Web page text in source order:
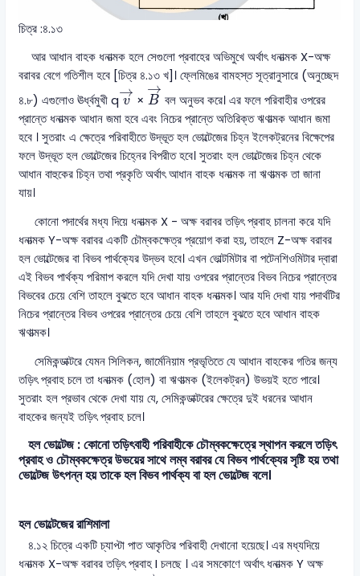
চিত্র :৪.১৩
আর আধান বাহক ধনাত্মক হলে সেগুলো প্রবাহের অভিমুখে অর্থাৎ ধনাত্মক X-অক্ষ
বরাবর বেগে গতিশীল হবে [চিত্র ৪.১৩ খ]। ফ্লেমিঙের বামহস্ত সূত্রানুসারে (অনুচ্ছেদ
৪.৮) এগুলোও ঊর্ধ্বমুখী q
→
v
v→
×
→
B
B→
বল অনুভব করে। এর ফলে পরিবাহীর ওপরের
প্রান্তে ধনাত্মক আধান জমা হবে এবং নিচের প্রান্তে অতিরিক্ত ঋণাত্মক আধান জমা
হবে । সুতরাং এ ক্ষেত্রে পরিবাহীতে উদ্ভূত হল ভোল্টেজের চিহ্ন ইলেকট্রনের বিক্ষেপের
ফলে উদ্ভূত হল ভোল্টেজের চিহ্নের বিপরীত হবে। সুতরাং হল ভোল্টেজের চিহ্ন থেকে
আধান বাহুকের চিহ্ন তথা প্রকৃতি অর্থাৎ আধান বাহক ধনাত্মক না ঋণাত্মক তা জানা
যায়।
কোনো পদার্থের মধ্য দিয়ে ধনাত্মক X - অক্ষ বরাবর তড়িৎ প্রবাহ চালনা করে যদি
ধনাত্মক Y-অক্ষ বরাবর একটি চৌম্বকক্ষেত্র প্রয়োগ করা হয়, তাহলে Z-অক্ষ বরাবর
হল ভোল্টেজের বা বিভব পার্থক্যের উদ্ভব হবে। এখন ভোল্টমিটার বা পটেনশিওমিটার দ্বারা
এই বিভব পার্থক্য পরিমাপ করলে যদি দেখা যায় ওপরের প্রান্তের বিভব নিচের প্রান্তের
বিভবের চেয়ে বেশি তাহলে বুঝতে হবে আধান বাহক ধনাত্মক। আর যদি দেখা যায় পদার্থটির
নিচের প্রান্তের বিভব ওপরের প্রান্তের চেয়ে বেশি তাহলে বুঝতে হবে আধান বাহক
ঋণাত্মক।
সেমিকন্ডাক্টরে যেমন সিলিকন, জার্মেনিয়াম প্রভৃতিতে যে আধান বাহকের গতির জন্য
তড়িৎ প্রবাহ চলে তা ধনাত্মক (হোল) বা ঋণাত্মক (ইলেকট্রন) উভয়ই হতে পারে।
সুতরাং হল প্রভাব থেকে দেখা যায় যে, সেমিকন্ডাক্টরের ক্ষেত্রে দুই ধরনের আধান
বাহকের জন্যই তড়িৎ প্রবাহ চলে।
হল ভোল্টেজ : কোনো তড়িৎবাহী পরিবাহীকে চৌম্বকক্ষেত্রে স্থাপন করলে তড়িৎ
প্রবাহ ও চৌম্বকক্ষেত্র উভয়ের সাথে লম্ব বরাবর যে বিভব পার্থক্যের সৃষ্টি হয় তথা
ভোল্টেজ উৎপন্ন হয় তাকে হল বিভব পার্থক্য বা হল ভোল্টেজ বলে।
হল ভোল্টেজের রাশিমালা
৪.১২ চিত্রে একটি চ্যাপ্টা পাত আকৃতির পরিবাহী দেখানো হয়েছে। এর মধ্যদিয়ে
ধনাত্মক X-অক্ষ বরাবর তড়িৎ প্রবাহ I চলছে । এর সমকোণে অর্থাৎ ধনাত্মক Y অক্ষ